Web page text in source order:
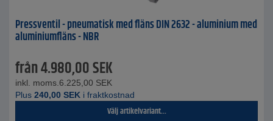
Pressventil - pneumatisk med fläns DIN 2632 - aluminium med
aluminiumfläns - NBR
från4.980,00SEK
inkl. moms. 6.225,00 SEK
Plus 240,00 SEK i fraktkostnad
Välj artikelvariant...